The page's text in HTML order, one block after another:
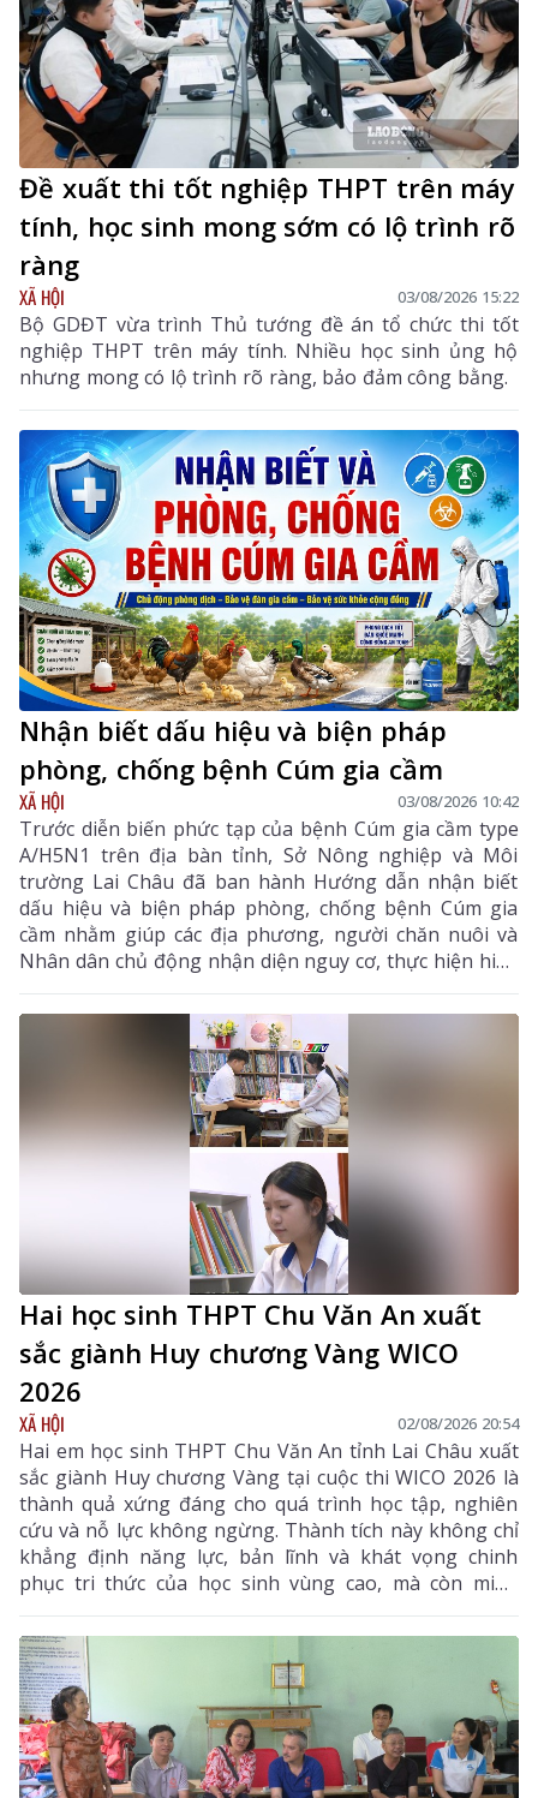
Đề xuất thi tốt nghiệp THPT trên máy
tính, học sinh mong sớm có lộ trình rõ
ràng
XÃ HỘI 03/08/2026 15:22
Bộ GDĐT vừa trình Thủ tướng đề án tổ chức thi tốt
nghiệp THPT trên máy tính. Nhiều học sinh ủng hộ
nhưng mong có lộ trình rõ ràng, bảo đảm công bằng.
Nhận biết dấu hiệu và biện pháp
phòng, chống bệnh Cúm gia cầm
XÃ HỘI 03/08/2026 10:42
Trước diễn biến phức tạp của bệnh Cúm gia cầm type
A/H5N1 trên địa bàn tỉnh, Sở Nông nghiệp và Môi
trường Lai Châu đã ban hành Hướng dẫn nhận biết
dấu hiệu và biện pháp phòng, chống bệnh Cúm gia
cầm nhằm giúp các địa phương, người chăn nuôi và
Nhân dân chủ động nhận diện nguy cơ, thực hiện hiệu
quả các biện pháp phòng, chống dịch, hạn chế lây lan,
bảo vệ đàn gia cầm, sức khỏe cộng đồng và ổn định
sản xuất chăn nuôi. Hướng dẫn tập trung vào các nội
dung chính gồm: đặc điểm dịch tễ của bệnh, dấu hiệu
nhận biết, các biện pháp phòng bệnh, tiêm phòng vắc
xin, giám sát, xử lý ổ dịch và trách nhiệm của chính
quyền, người chăn nuôi, người tiêu dùng trong công
Hai học sinh THPT Chu Văn An xuất
sắc giành Huy chương Vàng WICO
2026
XÃ HỘI 02/08/2026 20:54
Hai em học sinh THPT Chu Văn An tỉnh Lai Châu xuất
sắc giành Huy chương Vàng tại cuộc thi WICO 2026 là
thành quả xứng đáng cho quá trình học tập, nghiên
cứu và nỗ lực không ngừng. Thành tích này không chỉ
khẳng định năng lực, bản lĩnh và khát vọng chinh
phục tri thức của học sinh vùng cao, mà còn minh
chứng rằng với ý chí và sự quyết tâm, các em hoàn
toàn có thể vượt qua mọi ranh giới trong nước để
vươn ra đấu trường quốc tế. Đây là niềm tự hào của
ngành giáo dục Lai Châu, đồng thời là nguồn cảm
hứng, động lực để thế hệ học sinh tiếp tục nuôi dưỡng
ước mơ, không ngừng sáng tạo và hội nhập với thế
giới.